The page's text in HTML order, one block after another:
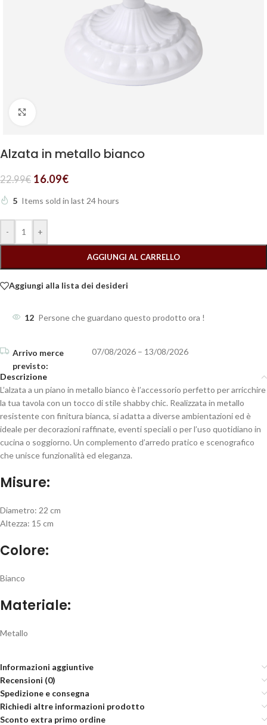
Alzata in metallo bianco
22.99€ 16.09€
5 Items sold in last 24 hours
- +
AGGIUNGI AL CARRELLO
Aggiungi alla lista dei desideri
12 Persone che guardano questo prodotto ora !
07/08/2026 – 13/08/2026
Descrizione
L’alzata a un piano in metallo bianco è l’accessorio perfetto per arricchire
la tua tavola con un tocco di stile shabby chic. Realizzata in metallo
resistente con finitura bianca, si adatta a diverse ambientazioni ed è
ideale per decorazioni raffinate, eventi speciali o per l’uso quotidiano in
cucina o soggiorno. Un complemento d’arredo pratico e scenografico
che unisce funzionalità ed eleganza.
Misure:
Diametro: 22 cm
Altezza: 15 cm
Colore:
Bianco
Materiale:
Metallo
Informazioni aggiuntive
Recensioni (0)
Spedizione e consegna
Richiedi altre informazioni prodotto
Sconto extra primo ordine